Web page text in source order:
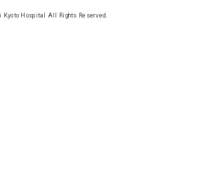
Kyoto Hospital All Rights Reserved.